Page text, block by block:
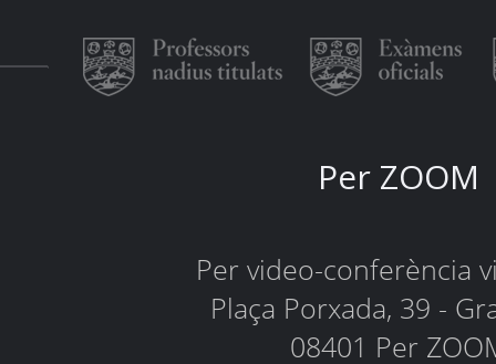
Per ZOOM
Per video-conferència
Plaça Porxada, 39 -
08401 Per